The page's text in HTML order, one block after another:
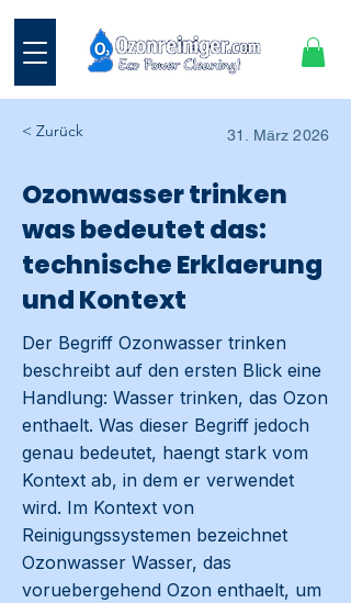
< Zurück 31. März 2026
Ozonwasser trinken
was bedeutet das:
technische Erklaerung
und Kontext
Der Begriff Ozonwasser trinken
beschreibt auf den ersten Blick eine
Handlung: Wasser trinken, das Ozon
enthaelt. Was dieser Begriff jedoch
genau bedeutet, haengt stark vom
Kontext ab, in dem er verwendet
wird. Im Kontext von
Reinigungssystemen bezeichnet
Ozonwasser Wasser, das
voruebergehend Ozon enthaelt, um